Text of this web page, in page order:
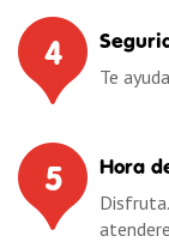
4
Te
5 Hora